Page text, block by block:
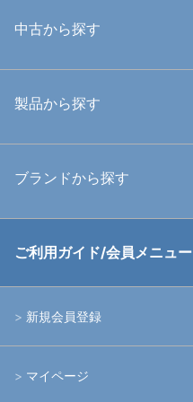
中古から探す
中古ハウジング
中古アームシステム
製品から探す
ハウジング
ライト
アームシステム
ブランドから探す
RGBlue
イノン
ご利用ガイド/会員メニュー
新規会員登録
マイページ